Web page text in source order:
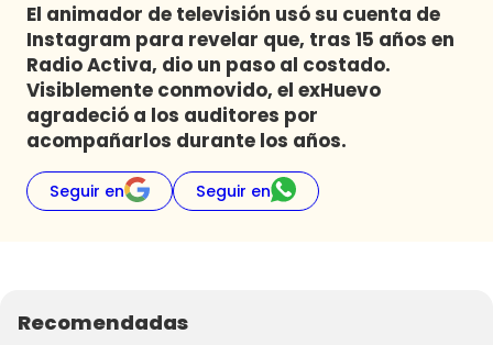
El animador de televisión usó su cuenta de
Instagram para revelar que, tras 15 años en
Radio Activa, dio un paso al costado.
Visiblemente conmovido, el exHuevo
agradeció a los auditores por
acompañarlos durante los años.
Seguir en Seguir en
Recomendadas
El Tiempo
Sabingo
Todos Los Programas